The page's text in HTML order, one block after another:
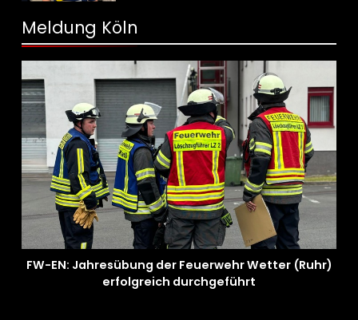
Meldung Köln
FW-EN: Jahresübung der Feuerwehr Wetter (Ruhr)
erfolgreich durchgeführt